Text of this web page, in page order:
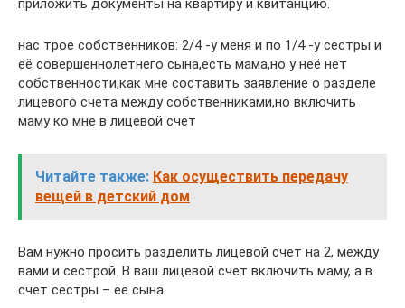
приложить документы на квартиру и квитанцию.
нас трое собственников: 2/4 -у меня и по 1/4 -у сестры и
её совершеннолетнего сына,есть мама,но у неё нет
собственности,как мне составить заявление о разделе
лицевого счета между собственниками,но включить
маму ко мне в лицевой счет
Читайте также: Как осуществить передачу
вещей в детский дом
Вам нужно просить разделить лицевой счет на 2, между
вами и сестрой. В ваш лицевой счет включить маму, а в
счет сестры – ее сына.